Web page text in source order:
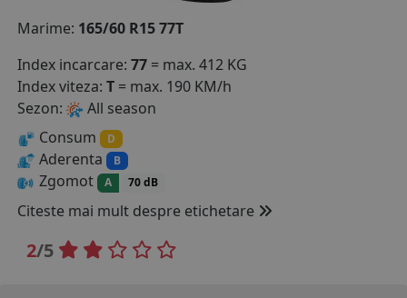
COS (0 PRODUSE
Marime: 165/60 R15 77T
Index incarcare: 77 = max. 412 KG
Index viteza: T = max. 190 KM/h
Sezon:
All season
Consum
D
Aderenta B
Zgomot A 70 dB
Citeste mai mult despre etichetare
2/5